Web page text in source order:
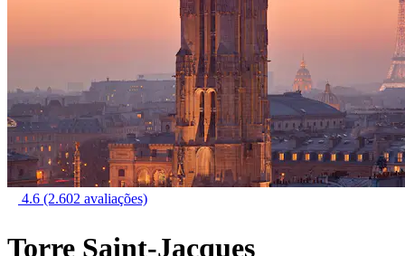
4.6 (2.602 avaliações)
Torre Saint-Jacques